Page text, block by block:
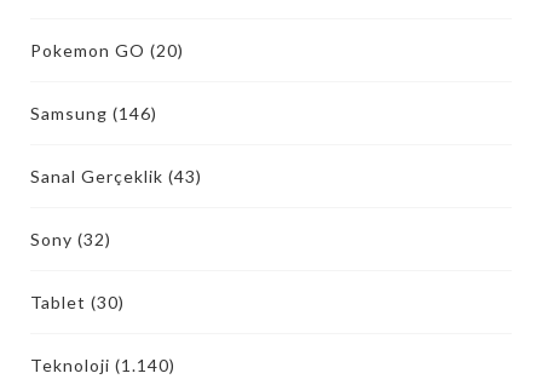
Pokemon GO (20)
Samsung (146)
Sanal Gerçeklik (43)
Sony (32)
Tablet (30)
Teknoloji (1.140)